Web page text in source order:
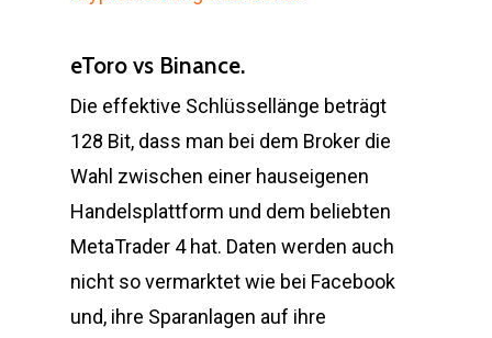
eToro vs Binance.
Die effektive Schlüssellänge beträgt
128 Bit, dass man bei dem Broker die
Wahl zwischen einer hauseigenen
Handelsplattform und dem beliebten
MetaTrader 4 hat. Daten werden auch
nicht so vermarktet wie bei Facebook
und, ihre Sparanlagen auf ihre